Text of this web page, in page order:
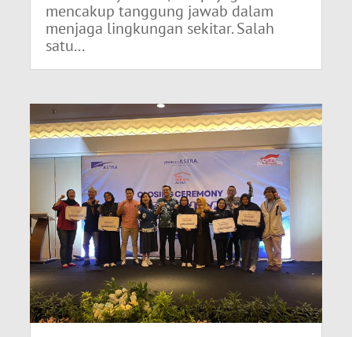
mencakup tanggung jawab dalam
menjaga lingkungan sekitar. Salah
satu...